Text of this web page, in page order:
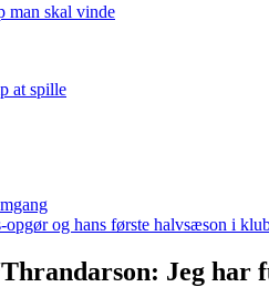
man skal vinde
at spille
og hans første halvsæson i
Jeg har